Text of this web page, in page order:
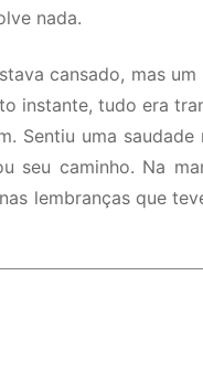
nada.
cansado, mas
instante, tudo era
Sentiu uma
caminho. Na
lembranças que